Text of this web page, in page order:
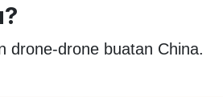
drone-drone buatan China.